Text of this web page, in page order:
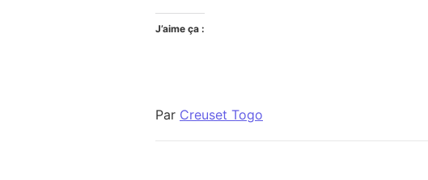
J’aime ça :
Par Creuset Togo